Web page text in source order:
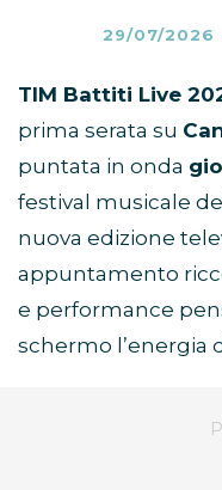
29/07/2026
TIM Battiti Live
prima serata su
puntata in onda
festival musicale
nuova edizione
appuntamento
e performance
schermo l’energia